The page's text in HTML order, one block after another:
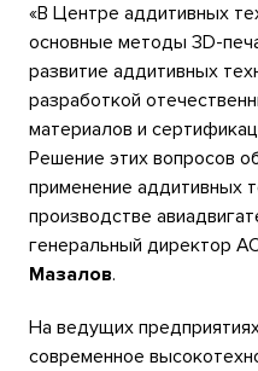
«В Центре аддитивных
основные методы 3D-
развитие аддитивных
разработкой
материалов и
Решение этих вопросов
применение аддитивных
производстве
генеральный директор
Мазалов.
На ведущих
современное